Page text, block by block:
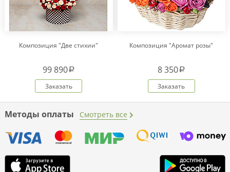
Композиция "Две стихии"
99 890a
Заказать
Композиция "Аромат розы"
8 350a
Заказать
Методы оплаты Смотреть все